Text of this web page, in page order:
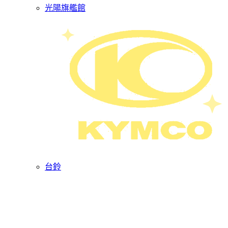
光陽旗艦館
台鈴